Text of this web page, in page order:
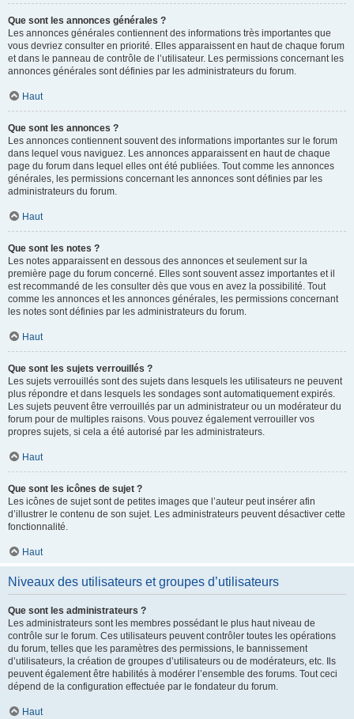
Que sont les annonces générales ?
Les annonces générales contiennent des informations très importantes que
vous devriez consulter en priorité. Elles apparaissent en haut de chaque forum
et dans le panneau de contrôle de l’utilisateur. Les permissions concernant les
annonces générales sont définies par les administrateurs du forum.
Haut
Que sont les annonces ?
Les annonces contiennent souvent des informations importantes sur le forum
dans lequel vous naviguez. Les annonces apparaissent en haut de chaque
page du forum dans lequel elles ont été publiées. Tout comme les annonces
générales, les permissions concernant les annonces sont définies par les
administrateurs du forum.
Haut
Que sont les notes ?
Les notes apparaissent en dessous des annonces et seulement sur la
première page du forum concerné. Elles sont souvent assez importantes et il
est recommandé de les consulter dès que vous en avez la possibilité. Tout
comme les annonces et les annonces générales, les permissions concernant
les notes sont définies par les administrateurs du forum.
Haut
Que sont les sujets verrouillés ?
Les sujets verrouillés sont des sujets dans lesquels les utilisateurs ne peuvent
plus répondre et dans lesquels les sondages sont automatiquement expirés.
Les sujets peuvent être verrouillés par un administrateur ou un modérateur du
forum pour de multiples raisons. Vous pouvez également verrouiller vos
propres sujets, si cela a été autorisé par les administrateurs.
Haut
Que sont les icônes de sujet ?
Les icônes de sujet sont de petites images que l’auteur peut insérer afin
d’illustrer le contenu de son sujet. Les administrateurs peuvent désactiver cette
fonctionnalité.
Haut
Niveaux des utilisateurs et groupes d’utilisateurs
Que sont les administrateurs ?
Les administrateurs sont les membres possédant le plus haut niveau de
contrôle sur le forum. Ces utilisateurs peuvent contrôler toutes les opérations
du forum, telles que les paramètres des permissions, le bannissement
d’utilisateurs, la création de groupes d’utilisateurs ou de modérateurs, etc. Ils
peuvent également être habilités à modérer l’ensemble des forums. Tout ceci
dépend de la configuration effectuée par le fondateur du forum.
Haut